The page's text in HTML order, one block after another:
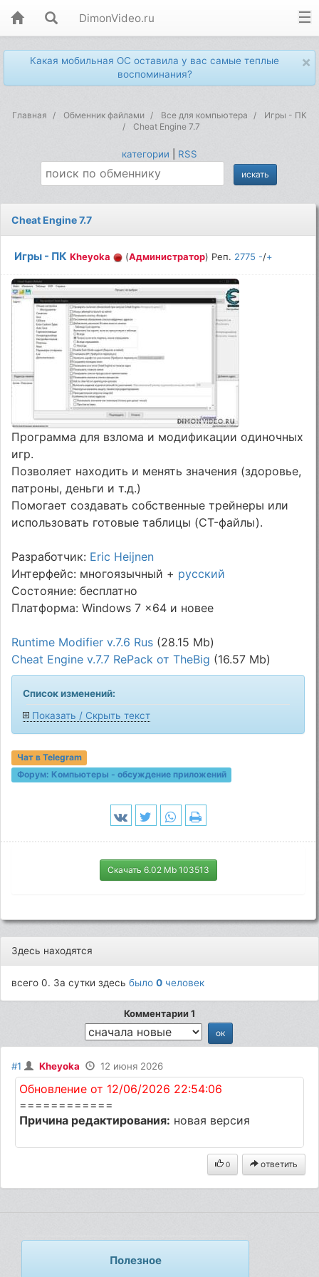
DimonVideo.ru
×
Какая мобильная ОС оставила у вас самые теплые
воспоминания?
Главная Обменник файлами Все для компьютера
Игры - ПК
Cheat Engine 7.7
категории RSS
Cheat Engine 7.7
Игры - ПК Kheyoka (Администратор) Реп. 2775 -/+
Программа для взлома и модификации одиночных
игр.
Позволяет находить и менять значения (здоровье,
патроны, деньги и т.д.)
Помогает создавать собственные трейнеры или
использовать готовые таблицы (CT-файлы).
Разработчик: Eric Heijnen
Интерфейс: многоязычный + русский
Состояние: бесплатно
Платформа: Windows 7 x64 и новее
Runtime Modifier v.7.6 Rus (28.15 Mb)
Cheat Engine v.7.7 RePack от TheBig (16.57 Mb)
Список изменений:
Показать / Скрыть текст
Чат в Telegram
Форум: Компьютеры - обсуждение приложений
Скачать 6.02 Mb 103513
Здесь находятся
всего 0. За сутки здесьбыло0 человек
Комментарии 1
#1 Kheyoka 12 июня 2026
Обновление от 12/06/2026 22:54:06
============
Причина редактирования: новая версия
0 ответить
Полезное